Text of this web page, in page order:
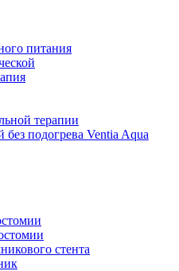
питания
терапии
подогрева Ventia Aqua
стента